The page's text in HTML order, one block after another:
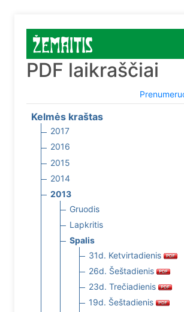
PDF laikraščiai
Kelmės kraštas
2017
2016
2015
2014
2013
Gruodis
Lapkritis
Spalis
31d. Ketvirtadienis
26d. Šeštadienis
23d. Trečiadienis
19d. Šeštadienis